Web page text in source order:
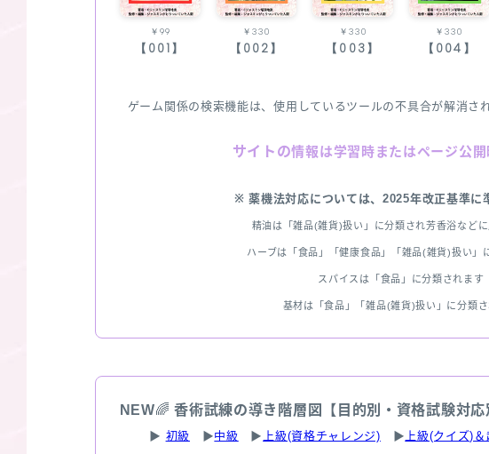
￥99
【001】
￥330
【002】
￥330
【003】
￥330
【004】
ゲーム関係の検索機能は、使用しているツールの不具合が解消さ
サイトの情報は学習時またはページ公
※ 薬機法対応については、2025年改正基準に
精油は「雑品(雑貨)扱い」に分類され芳香浴など
ハーブは「食品」「健康食品」「雑品(雑貨)扱い」
スパイスは「食品」に分類されます
基材は「食品」「雑品(雑貨)扱い」に分類
NEW🌈香術試練の導き階層図【目的別・資格試験対応
▶ 初級 ▶中級 ▶ 上級(資格チャレンジ) ▶ 上級(クイズ)